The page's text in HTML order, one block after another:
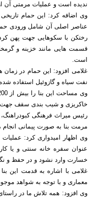
ندیده است و عملیات مرمتی
وی اضافه کرد: این حمام
عناصر اصلی آن شامل ورودی
رختکن با سکوهایی جهت پهن
قسمت هایی مانند خزینه و
است.
غلامی افزود: این حمام در
نفت سیاه و گازوئیل استفاده
خاکریزی و شیب بندی سقف جهت
مرمت بنا به صورت پیمانی انجام می شود و برای
وی اظهار امیدواری کرد: عملیات
عنوان سفره خانه سنتی و یا
خسارت وارد نشود و در حفظ و
غلامی با اشاره به قدمت این
معماری و با توجه به شواهد
وی افزود: همه تلاش ما در